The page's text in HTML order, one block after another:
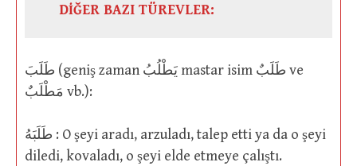
DİĞER BAZI TÜREVLER:
طَلَبَ (geniş zaman يَطْلُبُ mastar isim طَلَبٌ ve
مَطْلَبٌ vb.):
طَلَبَهُ : O şeyi aradı, arzuladı, talep etti ya da o şeyi
diledi, kovaladı, o şeyi elde etmeye çalıştı.